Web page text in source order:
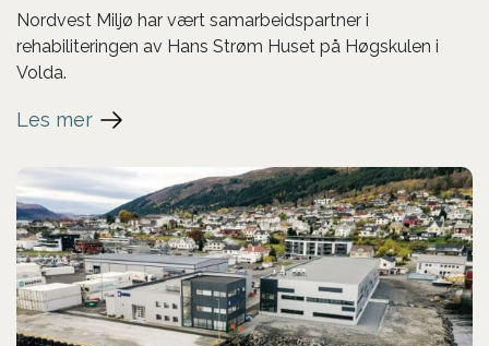
Nordvest Miljø har vært samarbeidspartner i
rehabiliteringen av Hans Strøm Huset på Høgskulen i
Volda.
Les mer